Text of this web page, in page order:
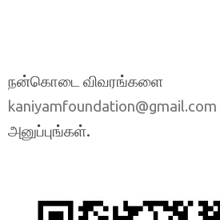
நன்கொடை விவரங்களை
kaniyamfoundation@gmail.com
அனுப்புங்கள்.